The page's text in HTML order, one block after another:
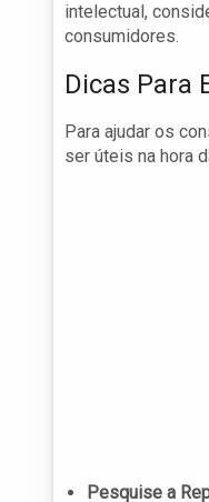
intelectual,
consumidores.
Dicas Para
Para ajudar os
ser úteis na hora
Pesquise a